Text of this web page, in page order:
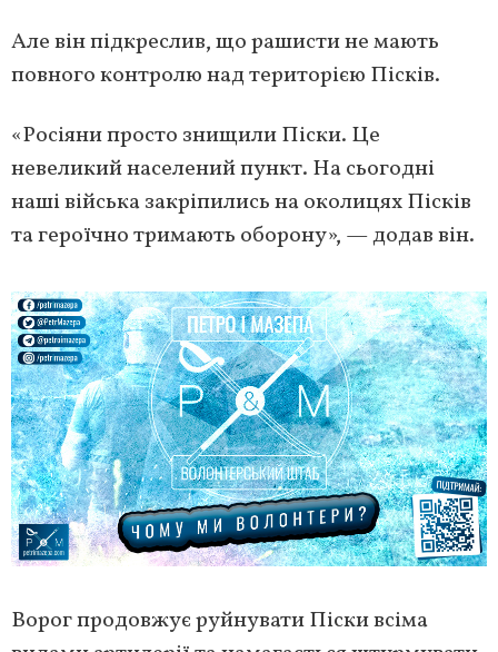
Але він підкреслив, що рашисти не мають
повного контролю над територією Пісків.
«Росіяни просто знищили Піски. Це
невеликий населений пункт. На сьогодні
наші війська закріпились на околицях Пісків
та героїчно тримають оборону», — додав він.
Ворог продовжує руйнувати Піски всіма